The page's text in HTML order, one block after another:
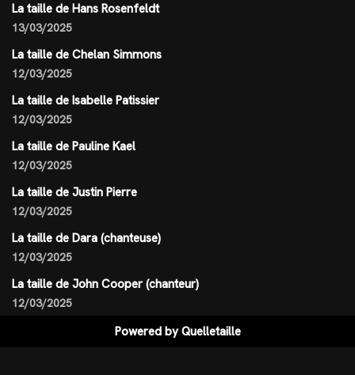
La taille de Hans Rosenfeldt
13/03/2025
La taille de Chelan Simmons
12/03/2025
La taille de Isabelle Patissier
12/03/2025
La taille de Pauline Kael
12/03/2025
La taille de Justin Pierre
12/03/2025
La taille de Dara (chanteuse)
12/03/2025
La taille de John Cooper (chanteur)
12/03/2025
Powered byQuelletaille